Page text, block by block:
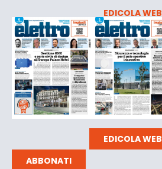
EDICOLA WEB
EDICOLA WEB
ABBONATI